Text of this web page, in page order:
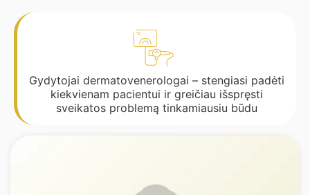
Gydytojai dermatovenerologai – stengiasi padėti
kiekvienam pacientui ir greičiau išspręsti
sveikatos problemą tinkamiausiu būdu